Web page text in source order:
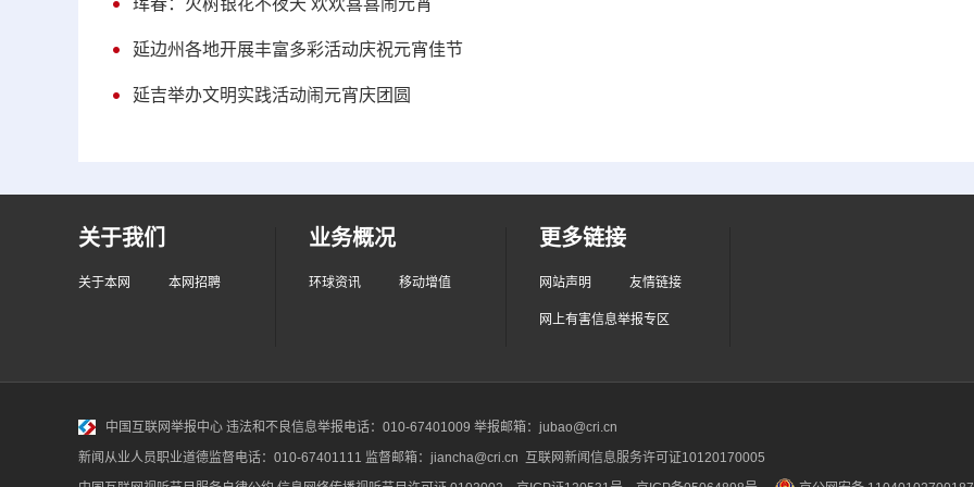
珲春：火树银花不夜天 欢欢喜喜闹元宵
延边州各地开展丰富多彩活动庆祝元宵佳节
延吉举办文明实践活动闹元宵庆团圆
关于我们
关于本网 本网招聘
业务概况
环球资讯 移动增值
更多链接
网站声明 友情链接
网上有害信息举报专区
中国互联网举报中心 违法和不良信息举报电话：010-67401009 举报邮箱：jubao@cri.cn
新闻从业人员职业道德监督电话：010-67401111 监督邮箱：jiancha@cri.cn 互联网新闻信息服务许可证10120170005